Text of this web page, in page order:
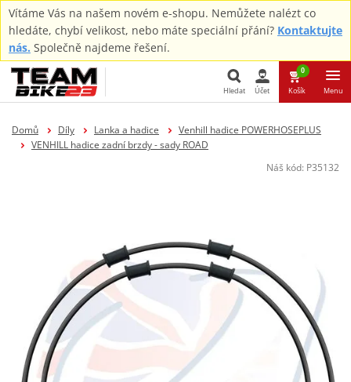
Vítáme Vás na našem novém e-shopu. Nemůžete nalézt co
hledáte, chybí velikost, nebo máte speciální přání? Kontaktujte
nás. Společně najdeme řešení.
Hledat
Hledat Účet
0
Košík Menu
Domů Díly Lanka a hadice
Venhill hadice POWERHOSEPLUS
VENHILL hadice zadní brzdy - sady ROAD
Náš kód: P35132